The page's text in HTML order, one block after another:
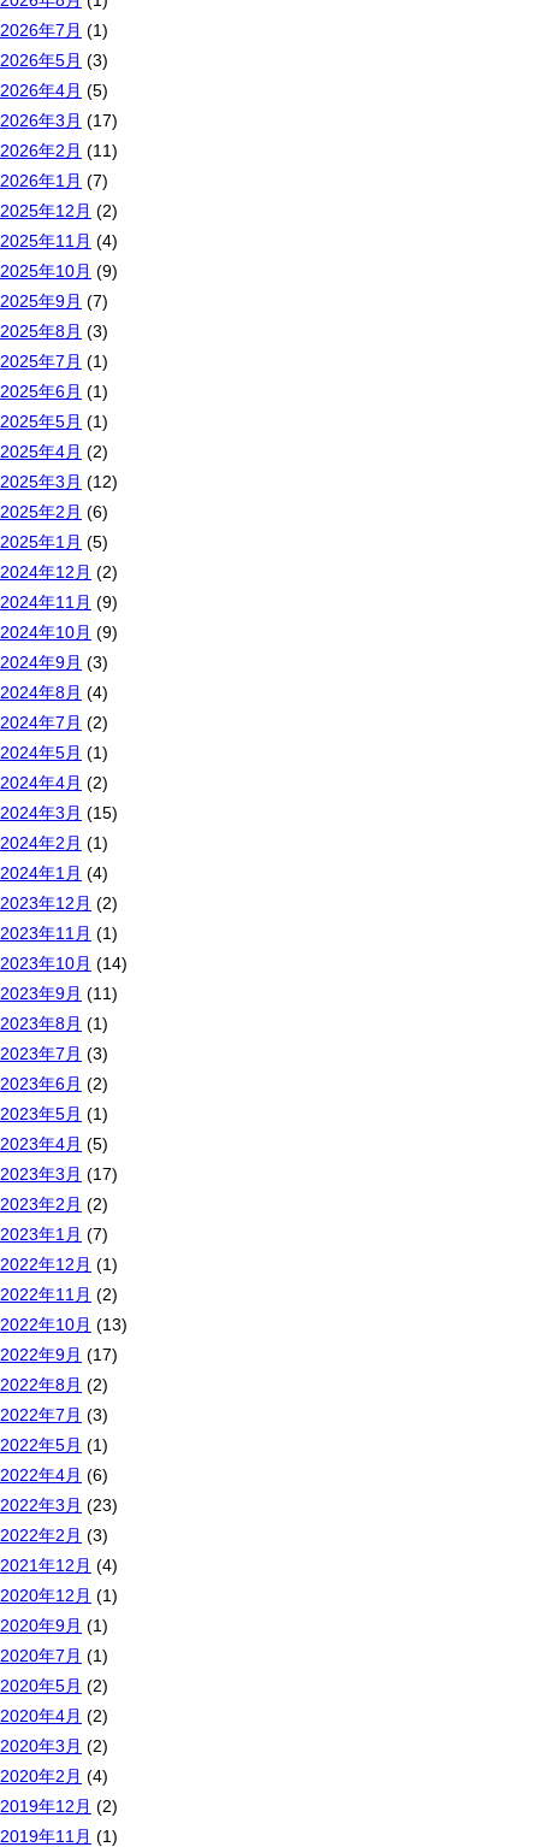
2026年7月 (1)
2026年5月 (3)
2026年4月 (5)
2026年3月 (17)
2026年2月 (11)
2026年1月 (7)
2025年12月 (2)
2025年11月 (4)
2025年10月 (9)
2025年9月 (7)
2025年8月 (3)
2025年7月 (1)
2025年6月 (1)
2025年5月 (1)
2025年4月 (2)
2025年3月 (12)
2025年2月 (6)
2025年1月 (5)
2024年12月 (2)
2024年11月 (9)
2024年10月 (9)
2024年9月 (3)
2024年8月 (4)
2024年7月 (2)
2024年5月 (1)
2024年4月 (2)
2024年3月 (15)
2024年2月 (1)
2024年1月 (4)
2023年12月 (2)
2023年11月 (1)
2023年10月 (14)
2023年9月 (11)
2023年8月 (1)
2023年7月 (3)
2023年6月 (2)
2023年5月 (1)
2023年4月 (5)
2023年3月 (17)
2023年2月 (2)
2023年1月 (7)
2022年12月 (1)
2022年11月 (2)
2022年10月 (13)
2022年9月 (17)
2022年8月 (2)
2022年7月 (3)
2022年5月 (1)
2022年4月 (6)
2022年3月 (23)
2022年2月 (3)
2021年12月 (4)
2020年12月 (1)
2020年9月 (1)
2020年7月 (1)
2020年5月 (2)
2020年4月 (2)
2020年3月 (2)
2020年2月 (4)
2019年12月 (2)
2019年11月 (1)